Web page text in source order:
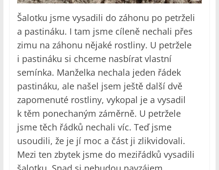
Šalotku jsme vysadili do záhonu po petrželi
a pastináku. I tam jsme cíleně nechali přes
zimu na záhonu nějaké rostliny. U petržele
i pastináku si chceme nasbírat vlastní
semínka. Manželka nechala jeden řádek
pastináku, ale našel jsem ještě další dvě
zapomenuté rostliny, vykopal je a vysadil
k těm ponechaným záměrně. U petržele
jsme těch řádků nechali víc. Teď jsme
usoudili, že je jí moc a část ji zlikvidovali.
Mezi ten zbytek jsme do meziřádků vysadili